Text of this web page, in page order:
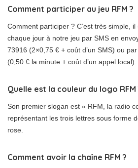
Comment participer au jeu RFM ?
Comment participer ? C’est très simple, il
chaque jour à notre jeu par SMS en
73916 (2×0,75 € + coût d’un SMS) ou
(0,50 € la minute + coût d’un appel local).
Quelle est la couleur du logo RFM
Son premier slogan est « RFM, la radio
représentant les trois lettres sous forme
rose.
Comment avoir la chaîne RFM ?